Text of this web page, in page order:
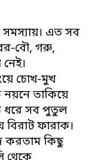
এত সব
বৌ, গরু,
চোখ-মুখ
তাকিয়ে
ধরে সব পুতুল
বিরাট ফারাক।
করতাম কিছু